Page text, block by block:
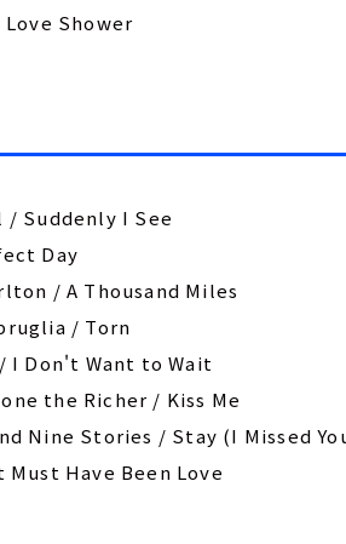
Love Shower
/ Suddenly I See
Day
/ A Thousand Miles
/ Torn
I Don't Want to Wait
the Richer / Kiss Me
Nine Stories / Stay (I Missed
Have Been Love